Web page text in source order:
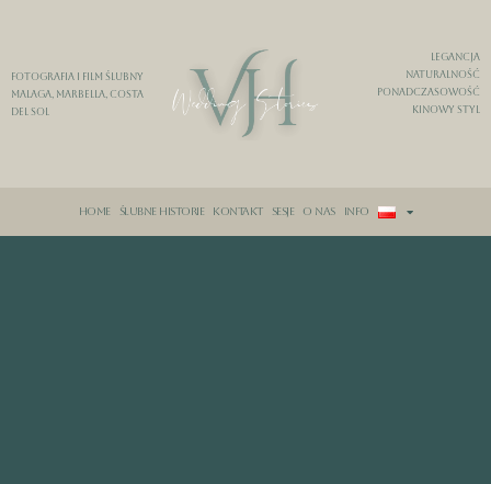
Fotografia i film ślubny
Malaga, Marbella, Costa
del Sol
legancja
Naturalność
Ponadczasowość
Kinowy styl
home ślubne historie kontakt sesje o nas Info